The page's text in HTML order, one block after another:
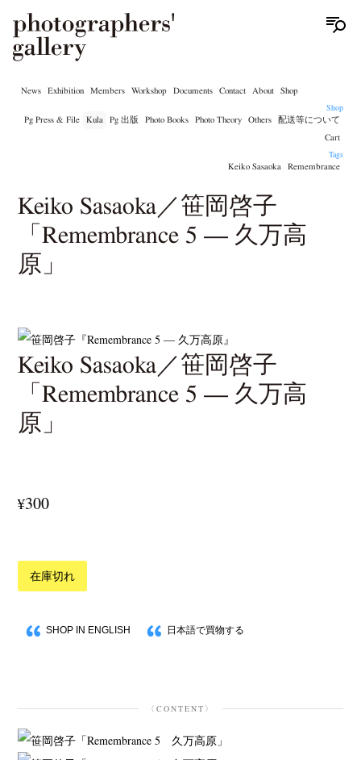
News Exhibition Members Workshop Documents Contact About Shop
Shop
Pg Press & File Kula Pg 出版 Photo Books Photo Theory Others
配送等について
Cart
Tags
Keiko Sasaoka Remembrance
Keiko Sasaoka／笹岡啓子
「Remembrance 5 — 久万高
原」
Keiko Sasaoka／笹岡啓子
「Remembrance 5 — 久万高
原」
¥300
在庫切れ
SHOP IN ENGLISH 日本語で買物する
〈CONTENT〉